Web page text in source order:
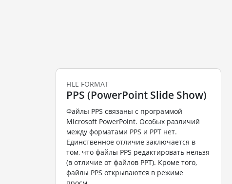
FILE FORMAT
PPS (PowerPoint Slide Show)
Файлы PPS связаны с программой
Microsoft PowerPoint. Особых различий
между форматами PPS и PPT нет.
Единственное отличие заключается в
том, что файлы PPS редактировать нельзя
(в отличие от файлов PPT). Кроме того,
файлы PPS открываются в режиме